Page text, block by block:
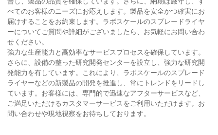
べてのお客様のニーズにお応えします。製品を安全かつ確実にお
届けすることをお約束します。ラボスケールのスプレードライヤ
ーについてご質問や詳細がございましたら、お気軽にお問い合わ
せください。
強力な生産能力と高効率なサービスプロセスを確保しています。
さらに、設備の整った研究開発センターを設立し、強力な研究開
発能力を有しています。これにより、ラボスケールのスプレード
ライヤーなどの新製品の開発を推進し、常にトレンドをリードし
ています。お客様には、専門的で迅速なアフターサービスなど、
ご満足いただけるカスタマーサービスをご利用いただけます。お
問い合わせや現地視察をお待ちしております。